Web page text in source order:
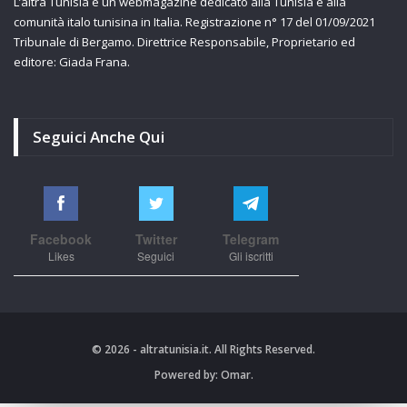
comunità italo tunisina in Italia. Registrazione n° 17 del 01/09/2021
Tribunale di Bergamo. Direttrice Responsabile, Proprietario ed
editore: Giada Frana.
Seguici Anche Qui
Facebook
Likes
Twitter
Seguici
Telegram
Gli iscritti
© 2026 - altratunisia.it. All Rights Reserved.
Powered by: Omar.